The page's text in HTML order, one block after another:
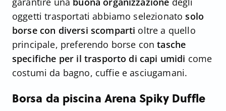
oggetti trasportati abbiamo selezionatosolo
borse con diversi scomparti oltre a quello
principale, preferendo borse contasche
specifiche per il trasporto di capi umidi come
costumi da bagno, cuffie e asciugamani.
Borsa da piscina Arena Spiky Duffle